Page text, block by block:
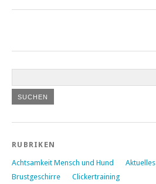
RUBRIKEN
Achtsamkeit Mensch und Hund Aktuelles
Brustgeschirre
Clickertraining